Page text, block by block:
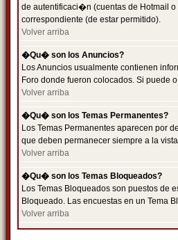
de autentificaci�n (cuentas de Hotmail
correspondiente (de estar permitido).
Volver arriba
�Qu� son los Anuncios?
Los Anuncios usualmente contienen
Foro donde fueron colocados. Si puede
Volver arriba
�Qu� son los Temas Permanentes?
Los Temas Permanentes aparecen por
que deben permanecer siempre a la
Volver arriba
�Qu� son los Temas Bloqueados?
Los Temas Bloqueados son puestos de
Bloqueado. Las encuestas en un Tema
Volver arriba